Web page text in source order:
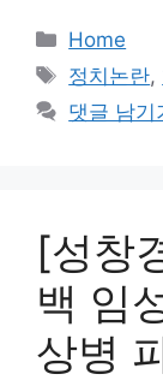
카
테
리
Home
태
그
정치논란,
댓글 남기
[성창
백 임
상병